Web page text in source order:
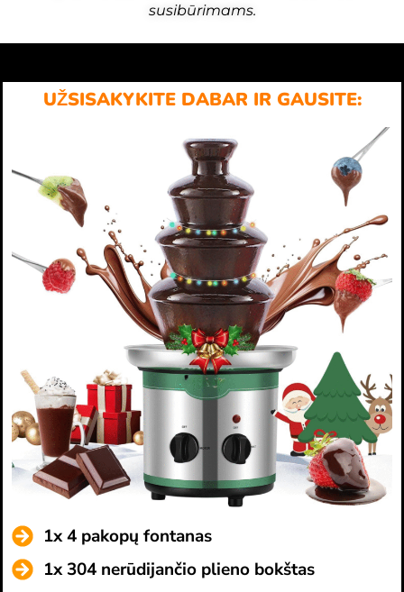
susibūrimams.
UŽSISAKYKITE DABAR IR GAUSITE:
1x 4 pakopų fontanas
1x 304 nerūdijančio plieno bokštas